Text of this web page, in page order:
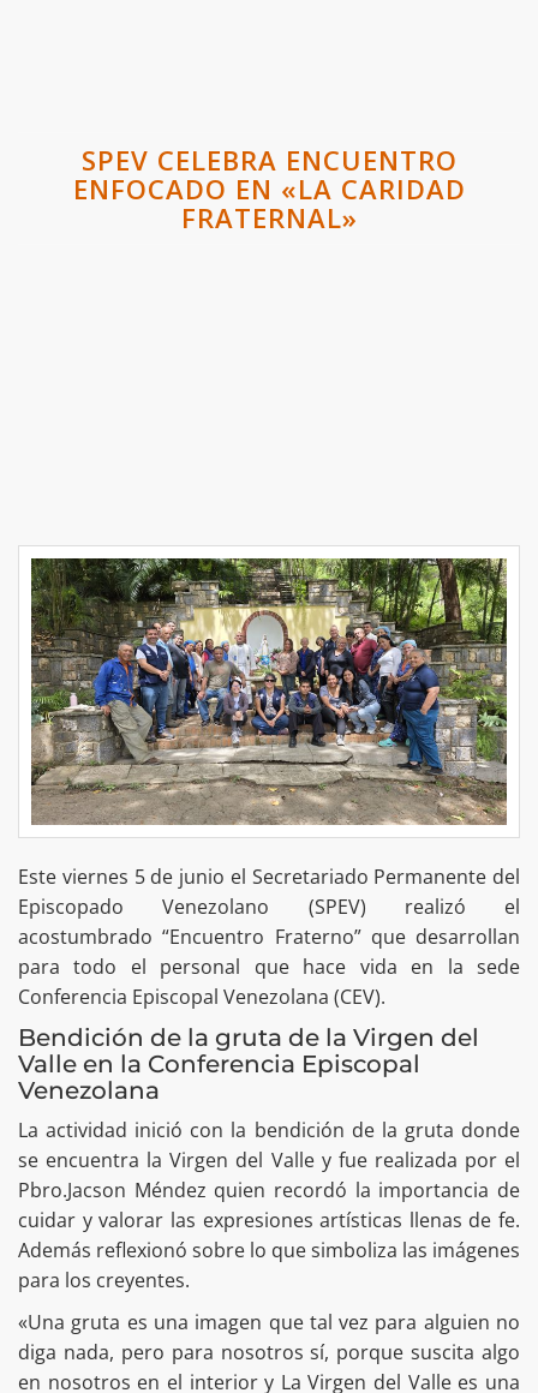
​SPEV CELEBRA ENCUENTRO
ENFOCADO EN «LA CARIDAD
FRATERNAL»
Este viernes 5 de junio el Secretariado Permanente del
Episcopado Venezolano (SPEV) realizó el
acostumbrado “Encuentro Fraterno” que desarrollan
para todo el personal que hace vida en la sede
Conferencia Episcopal Venezolana (CEV).
Bendición de la gruta de la Virgen del
Valle en la Conferencia Episcopal
Venezolana
La actividad inició con la bendición de la gruta donde
se encuentra la Virgen del Valle y fue realizada por el
Pbro.Jacson Méndez quien recordó la importancia de
cuidar y valorar las expresiones artísticas llenas de fe.
Además reflexionó sobre lo que simboliza las imágenes
para los creyentes.
​«Una gruta es una imagen que tal vez para alguien no
diga nada, pero para nosotros sí, porque suscita algo
en nosotros en el interior y La Virgen del Valle es una